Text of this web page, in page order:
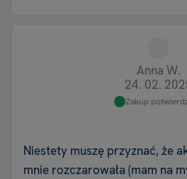
Anna W.
24. 02.
Zakup
Niestety muszę przyznać, że
mnie rozczarowała (mam na